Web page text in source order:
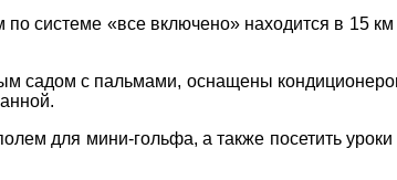
системе «все включено» находится в 15
садом с пальмами, оснащены
для мини-гольфа, а также посетить